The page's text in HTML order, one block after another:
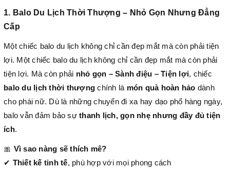
1. Balo Du Lịch Thời Thượng – Nhỏ Gọn Nhưng Đẳng
Cấp
Một chiếc balo du lịch không chỉ cần đẹp mắt mà còn phải tiện
lợi. Một chiếc balo du lịch không chỉ cần đẹp mắt mà còn phải
tiện lợi. Mà còn phải nhỏ gọn – Sành điệu – Tiện lợi, chiếc
balo du lịch thời thượng chính là món quà hoàn hảo dành
cho phái nữ. Dù là những chuyến đi xa hay dạo phố hàng ngày,
balo vẫn đảm bảo sự thanh lịch, gọn nhẹ nhưng đầy đủ tiện
ích.
🎀 Vì sao nàng sẽ thích mê?
✔ Thiết kế tinh tế, phù hợp với mọi phong cách